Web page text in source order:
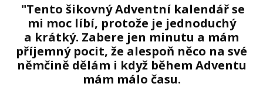
"Tento šikovný Adventní kalendář se
mi moc líbí, protože je jednoduchý
a krátký. Zabere jen minutu a mám
příjemný pocit, že alespoň něco na své
němčině dělám i když během Adventu
mám málo času.